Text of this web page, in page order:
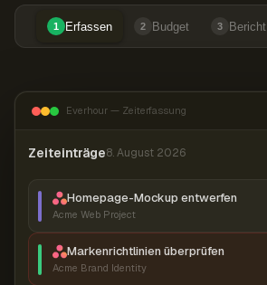
1 Erfassen 2 Budget 3 Bericht
Everhour — Zeiterfassung
Zeiteinträge8. August 2026
Homepage-Mockup entwerfen
Acme Web Project
Markenrichtlinien überprüfen
Acme Brand Identity